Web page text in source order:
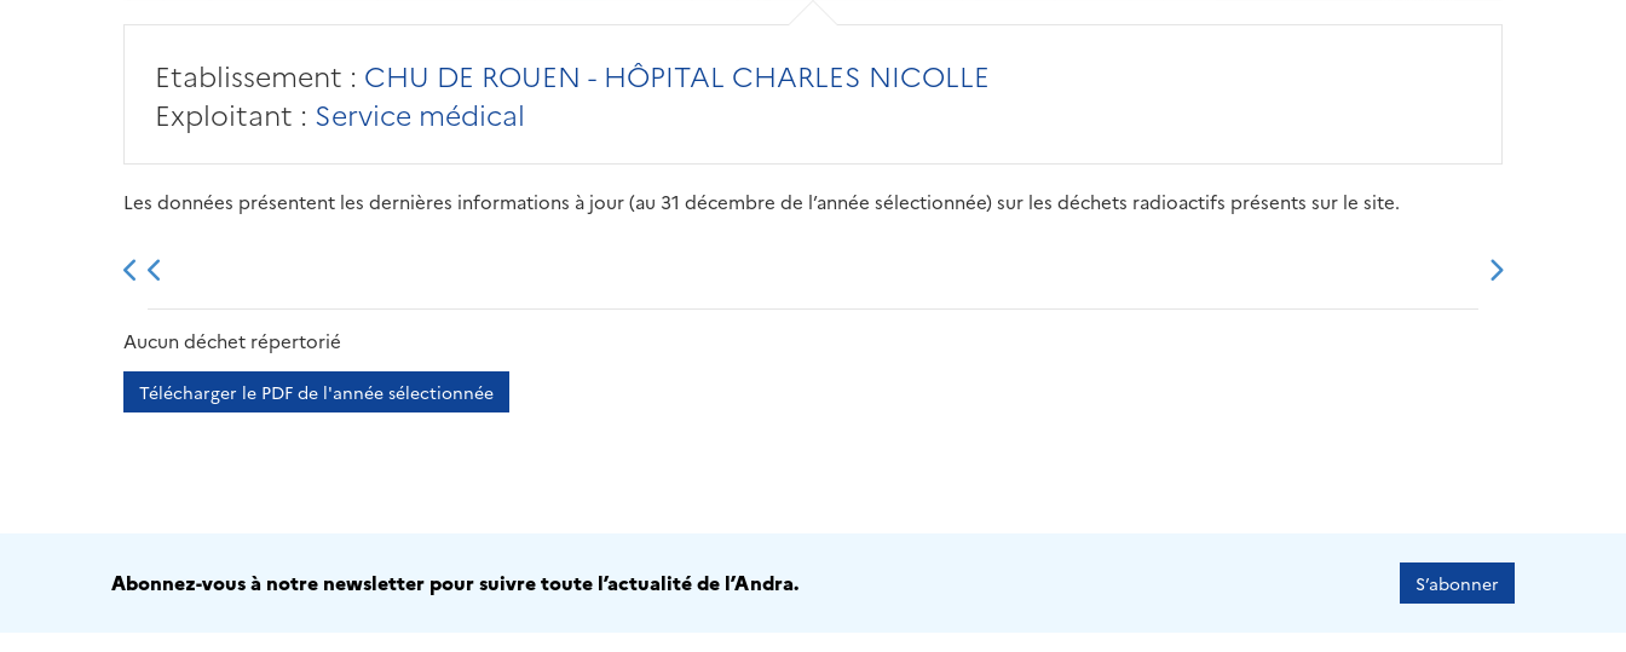
Etablissement : CHU DE ROUEN - HÔPITAL CHARLES NICOLLE
Exploitant : Service médical
Les données présentent les dernières informations à jour (au 31 décembre de l’année sélectionnée) sur les déchets radioactifs présents sur le site.
2013 2014
Aucun déchet répertorié
Télécharger le PDF de l'année sélectionnée
Abonnez-vous à notre newsletter pour suivre toute l’actualité de l’Andra. S’abonner